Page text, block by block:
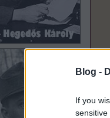
Blog -
If you